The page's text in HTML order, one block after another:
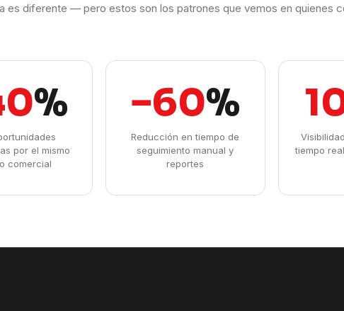
es diferente — pero estos son los patrones que vemos en quienes
%
por el mismo
comercial
−60%
Reducción en tiempo de
seguimiento manual y
reportes
tiempo